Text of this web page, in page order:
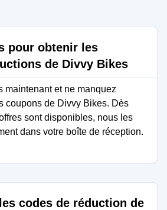
pour obtenir les
de Divvy Bikes
maintenant et ne manquez
coupons de Divvy Bikes. Dès
sont disponibles, nous les
dans votre boîte de réception.
codes de réduction de